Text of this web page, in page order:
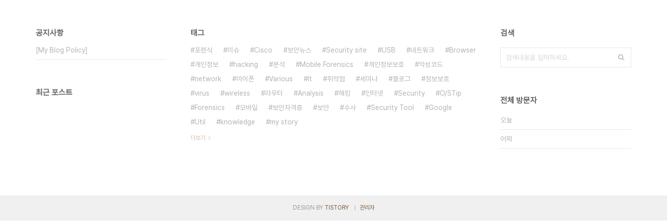
공지사항
[My Blog Policy]
최근 포스트
태그
포렌식 이슈 Cisco 보안뉴스 Security site USB 네트워크
Browser
개인정보
hacking 분석 Mobile Forensics 개인정보보호
악성코드
network
아이폰 Various It 취약점 세미나 블로그
정보보호
virus
wireless 라우터 Analysis 해킹 인터넷 Security
O/STip
Forensics
모바일 보안자격증 보안 수사 Security Tool
Google
Util
knowledge my story
더보기
검색
전체 방문자
오늘
어제
DESIGN BY TISTORY 관리자